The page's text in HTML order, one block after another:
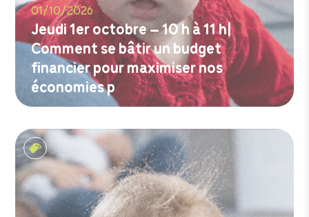
01/10/2026
Jeudi 1er octobre – 10 h à 11 h|
Comment se bâtir un budget
financier pour maximiser nos
économies p
Les tout-petits matins